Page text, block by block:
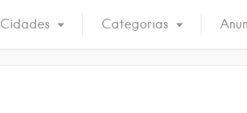
Cidades Categorias